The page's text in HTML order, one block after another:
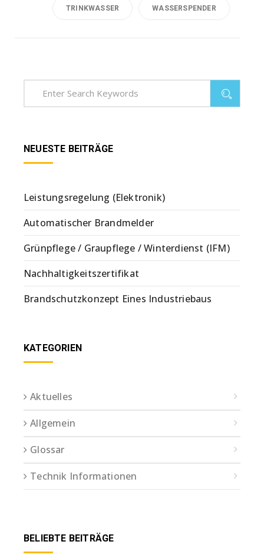
TRINKWASSER WASSERSPENDER
NEUESTE BEITRÄGE
Leistungsregelung (Elektronik)
Automatischer Brandmelder
Grünpflege / Graupflege / Winterdienst (IFM)
Nachhaltigkeitszertifikat
Brandschutzkonzept Eines Industriebaus
KATEGORIEN
Aktuelles
Allgemein
Glossar
Technik Informationen
BELIEBTE BEITRÄGE